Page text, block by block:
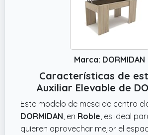
Marca: DORMIDAN
Características de
Auxiliar Elevable de
Este modelo de mesa de centro
DORMIDAN , en Roble , es ideal
quieren aprovechar mejor el